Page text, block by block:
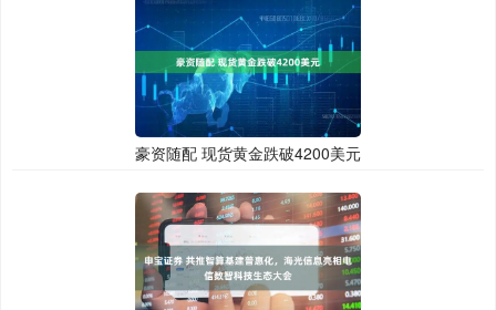
豪资随配 现货黄金跌破4200美元